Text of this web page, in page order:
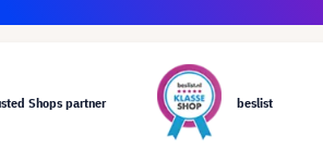
Shops partner beslist